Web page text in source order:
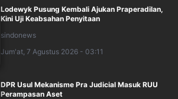
Lodewyk Pusung Kembali Ajukan Praperadilan,
Kini Uji Keabsahan Penyitaan
sindonews
Jum'at, 7 Agustus 2026 - 03:11
DPR Usul Mekanisme Pra Judicial Masuk RUU
Perampasan Aset